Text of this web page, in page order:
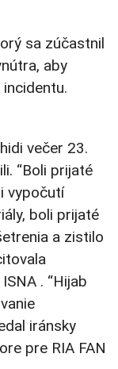
sa zúčastnil
aby
večer 23.
“Boli prijaté
vypočutí
boli prijaté
a zistilo
. “Hijab
iránsky
pre RIA FAN